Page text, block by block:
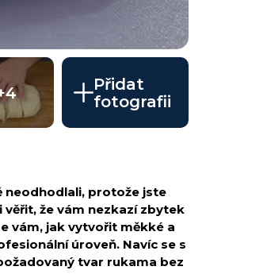
Přidat
fotografii
neodhodlali, protože jste
že vám nezkazí zbytek
vám, jak vytvořit měkké a
úroveň. Navíc se s
tvar rukama bez